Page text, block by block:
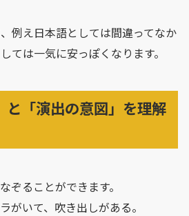
例え日本語としては間違ってなか
ては一気に安っぽくなります。
と「演出の意図」を理解
ぞることができます。
がいて、吹き出しがある。